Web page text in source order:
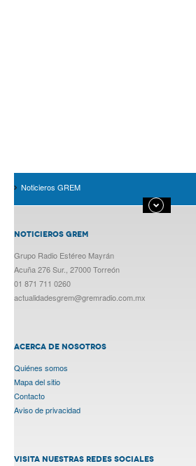
Noticieros GREM
NOTICIEROS GREM
Grupo Radio Estéreo Mayrán
Acuña 276 Sur., 27000 Torreón
01 871 711 0260
actualidadesgrem@gremradio.com.mx
ACERCA DE NOSOTROS
Quiénes somos
Mapa del sitio
Contacto
Aviso de privacidad
VISITA NUESTRAS REDES SOCIALES